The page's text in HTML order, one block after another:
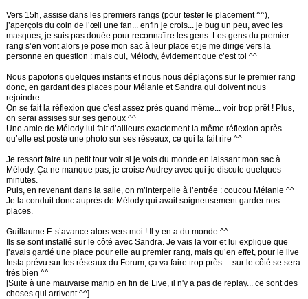
Vers 15h, assise dans les premiers rangs (pour tester le placement ^^),
j’aperçois du coin de l’œil une fan... enfin je crois... je bug un peu, avec les
masques, je suis pas douée pour reconnaître les gens. Les gens du premier
rang s’en vont alors je pose mon sac à leur place et je me dirige vers la
personne en question : mais oui, Mélody, évidement que c’est toi ^^
Nous papotons quelques instants et nous nous déplaçons sur le premier rang
donc, en gardant des places pour Mélanie et Sandra qui doivent nous
rejoindre.
On se fait la réflexion que c’est assez près quand même... voir trop prêt ! Plus,
on serai assises sur ses genoux ^^
Une amie de Mélody lui fait d’ailleurs exactement la même réflexion après
qu’elle est posté une photo sur ses réseaux, ce qui la fait rire ^^
Je ressort faire un petit tour voir si je vois du monde en laissant mon sac à
Mélody. Ça ne manque pas, je croise Audrey avec qui je discute quelques
minutes.
Puis, en revenant dans la salle, on m’interpelle à l’entrée : coucou Mélanie ^^
Je la conduit donc auprès de Mélody qui avait soigneusement garder nos
places.
Guillaume F. s’avance alors vers moi ! Il y en a du monde ^^
Ils se sont installé sur le côté avec Sandra. Je vais la voir et lui explique que
j’avais gardé une place pour elle au premier rang, mais qu’en effet, pour le live
Insta prévu sur les réseaux du Forum, ça va faire trop près.... sur le côté se sera
très bien ^^
[Suite à une mauvaise manip en fin de Live, il n'y a pas de replay... ce sont des
choses qui arrivent ^^]